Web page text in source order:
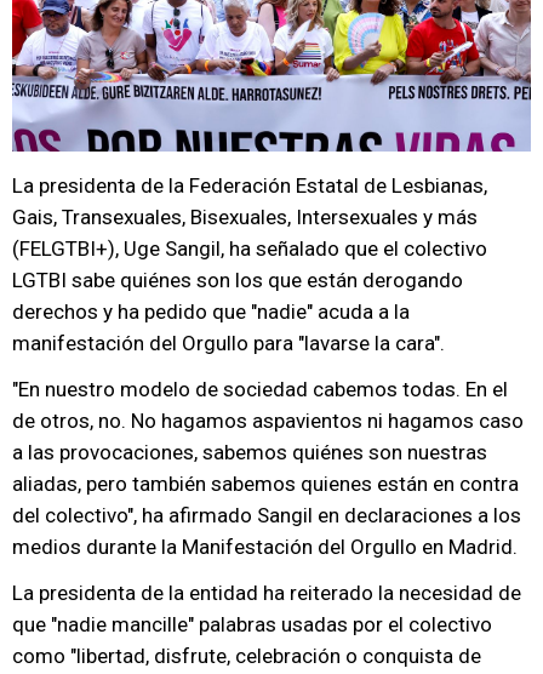
La presidenta de la Federación Estatal de Lesbianas,
Gais, Transexuales, Bisexuales, Intersexuales y más
(FELGTBI+), Uge Sangil, ha señalado que el colectivo
LGTBI sabe quiénes son los que están derogando
derechos y ha pedido que "nadie" acuda a la
manifestación del Orgullo para "lavarse la cara".
"En nuestro modelo de sociedad cabemos todas. En el
de otros, no. No hagamos aspavientos ni hagamos caso
a las provocaciones, sabemos quiénes son nuestras
aliadas, pero también sabemos quienes están en contra
del colectivo", ha afirmado Sangil en declaraciones a los
medios durante la Manifestación del Orgullo en Madrid.
La presidenta de la entidad ha reiterado la necesidad de
que "nadie mancille" palabras usadas por el colectivo
como "libertad, disfrute, celebración o conquista de